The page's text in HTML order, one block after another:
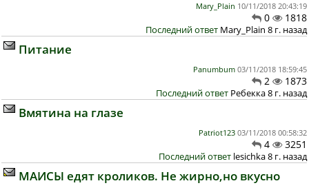
Mary_Plain 10/11/2018 20:43:19
0 1818
Последний ответ Mary_Plain 8 г. назад
Питание
Panumbum 03/11/2018 18:59:45
2 1873
Последний ответ Ребекка 8 г. назад
Вмятина на глазе
Patriot123 03/11/2018 00:58:32
4 3251
Последний ответ lesichka 8 г. назад
МАИСЫ едят кроликов. Не жирно,но вкусно